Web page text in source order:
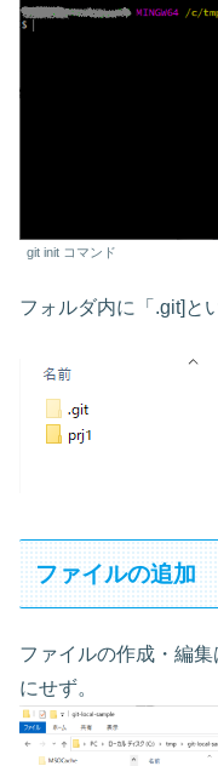
git init コマンド
フォルダ内に「.git]と
ファイルの追加
ファイルの作成・編
にせず。